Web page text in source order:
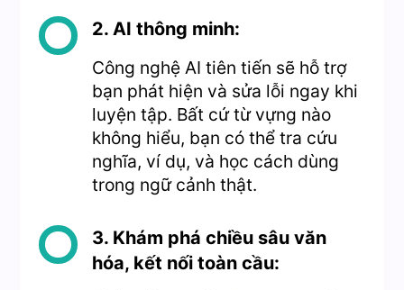
2. AI thông minh:
Công nghệ AI tiên tiến sẽ hỗ trợ
bạn phát hiện và sửa lỗi ngay khi
luyện tập. Bất cứ từ vựng nào
không hiểu, bạn có thể tra cứu
nghĩa, ví dụ, và học cách dùng
trong ngữ cảnh thật.
3. Khám phá chiều sâu văn
hóa, kết nối toàn cầu: